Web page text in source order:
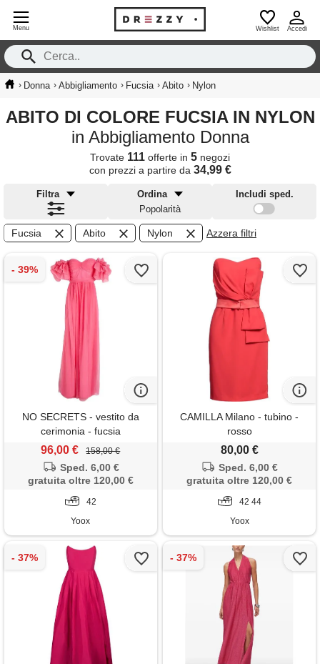
Menu Wishlist Accedi
› Donna › Abbigliamento › Fucsia › Abito › Nylon
ABITO DI COLORE FUCSIA IN NYLON
in Abbigliamento Donna
Trovate 111 offerte in 5 negozi
con prezzi a partire da 34,99 €
Filtra
Ordina
Popolarità
Includi sped.
Fucsia Abito Nylon Azzera filtri
NO SECRETS - vestito da
cerimonia - fucsia
96,00 € 158,00 €
Sped. 6,00 €
gratuita oltre 120,00 €
42
Yoox
CAMILLA Milano - tubino -
rosso
80,00 €
Sped. 6,00 €
gratuita oltre 120,00 €
42 44
Yoox